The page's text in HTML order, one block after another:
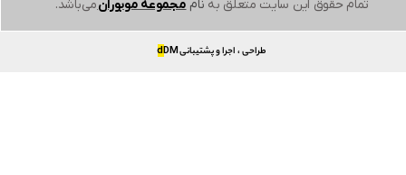
تمام حقوق این سایت متعلق به ناممجموعه موبورانمی‌باشد.
طراحی ، اجرا و پشتیبانی dDM